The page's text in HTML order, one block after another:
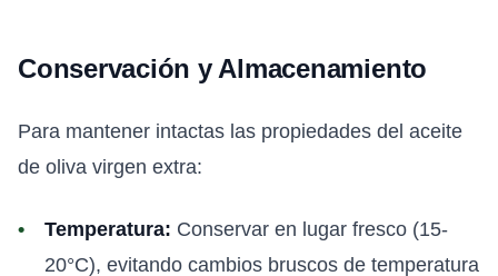
Conservación y Almacenamiento
Para mantener intactas las propiedades del aceite
de oliva virgen extra:
Temperatura: Conservar en lugar fresco (15-
20°C), evitando cambios bruscos de temperatura